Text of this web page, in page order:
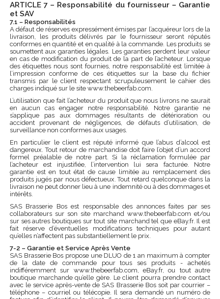
ARTICLE 7 – Responsabilité du fournisseur – Garantie
et SAV
7.1 – Responsabilités
A défaut de réserves expressément émises par l’acquéreur lors de la
livraison, les produits délivrés par le fournisseur seront réputés
conformes en quantité et en qualité à la commande. Les produits se
soumettent aux garanties légales. Les garanties perdent leur valeur
en cas de modification du produit de la part de l’acheteur. Lorsque
des étiquettes nous sont fournies, notre responsabilité est limitée à
l’impression conforme de ces étiquettes sur la base du fichier
transmis par le client respectant scrupuleusement le cahier des
charges indiqué sur le site www.thebeerfab.com.
L’utilisation que fait l’acheteur du produit que nous livrons ne saurait
en aucun cas engager notre responsabilité. Notre garantie ne
s’applique pas aux dommages résultants de détérioration ou
accident provenant de négligences, de défauts d’utilisation, de
surveillance non conformes aux usages.
En particulier le client est réputé informé que l’abus d’alcool est
dangereux. Tout retour de marchandise doit faire l’objet d’un accord
formel préalable de notre part. Si la réclamation formulée par
l’acheteur est injustifiée, l’intervention lui sera facturée. Notre
garantie est en tout état de cause limitée au remplacement des
produits jugés par nous défectueux. Tout retard quelconque dans la
livraison ne peut donner lieu à une indemnité ou à des dommages et
intérêts.
SAS Brasserie Bos est responsable des annonces faites par ses
collaborateurs sur son site marchand www.thebeerfab.com et/ou
sur ses autres boutiques sur tout site marchand tel que eBay.fr. Il est
fait réserve d’éventuelles modifications techniques pour autant
qu’elles n’affectent pas substantiellement le prix.
7-2 – Garantie et Service Après Vente
SAS Brasserie Bos propose une DLUO de 1 an maximum à compter
de la date de commande pour tous ses produits - achetés
indifféremment sur www.thebeerfab.com, eBay.fr, ou tout autre
boutique marchande qu’elle gère. Le client pourra prendre contact
avec le service après-vente de SAS Brasserie Bos soit par courrier –
téléphone – courriel ou télécopie. Il sera demandé un numéro de